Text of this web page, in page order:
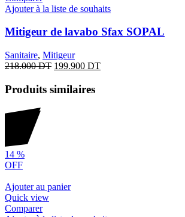
Ajouter à la liste de souhaits
Mitigeur de lavabo Sfax SOPAL
Sanitaire, Mitigeur
218.000DT 199.900 DT
Produits similaires
14 %
OFF
Ajouter au panier
Quick view
Comparer